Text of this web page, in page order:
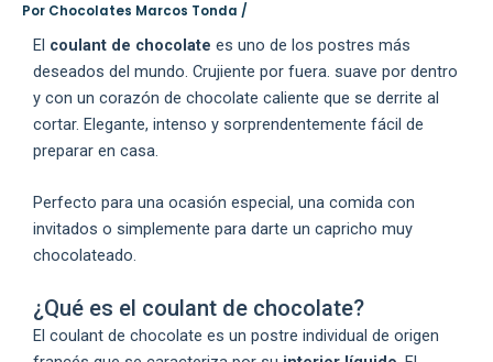
Por Chocolates Marcos Tonda /
El coulant de chocolate es uno de los postres más
deseados del mundo. Crujiente por fuera. suave por dentro
y con un corazón de chocolate caliente que se derrite al
cortar. Elegante, intenso y sorprendentemente fácil de
preparar en casa.
Perfecto para una ocasión especial, una comida con
invitados o simplemente para darte un capricho muy
chocolateado.
¿Qué es el coulant de chocolate?
El coulant de chocolate es un postre individual de origen